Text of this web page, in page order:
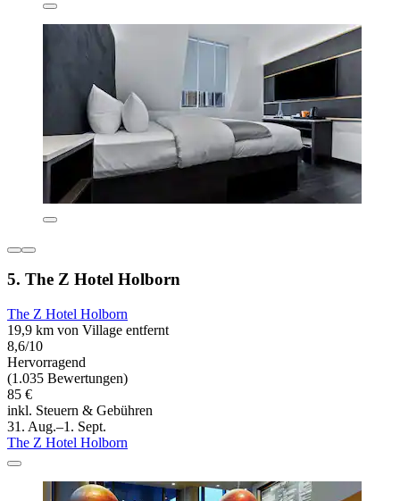
5. The Z Hotel Holborn
The Z Hotel Holborn
19,9 km von Village entfernt
8,6/10
Hervorragend
(1.035 Bewertungen)
85 €
inkl. Steuern & Gebühren
31. Aug.–1. Sept.
The Z Hotel Holborn